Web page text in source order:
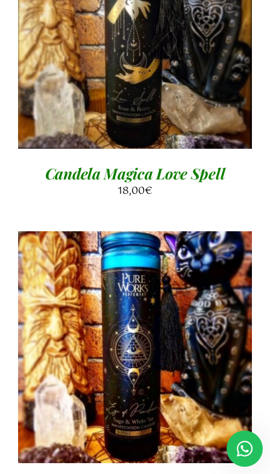
AGGIUNGI AL CARRELLO / DETTAGLI
Candela Magica Love Spell
18,00€
AGGIUNGI AL CARRELLO / DETTAGLI